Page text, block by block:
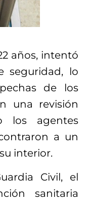
años, intentó
seguridad, lo
de los
una revisión
los agentes
a un
interior.
Civil, el
sanitaria